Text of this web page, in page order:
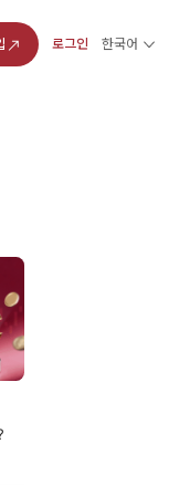
로그인 한국어